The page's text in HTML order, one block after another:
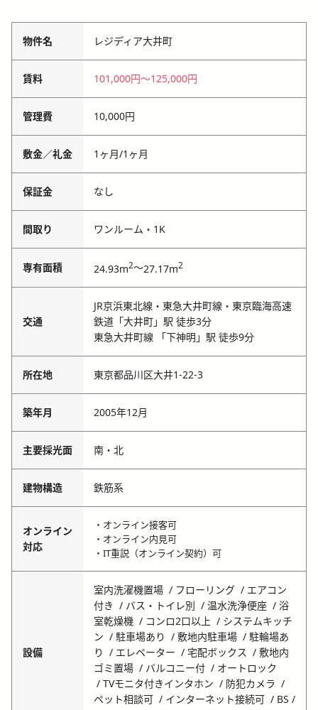
物件名 レジディア大井町
賃料 101,000円〜125,000円
管理費 10,000円
敷金／礼金 1ヶ月/1ヶ月
保証金 なし
間取り ワンルーム・1K
専有面積 24.93m2～27.17m2
交通
JR京浜東北線・東急大井町線・東京臨海高速
鉄道「大井町」駅 徒歩3分
東急大井町線 「下神明」駅 徒歩9分
所在地 東京都品川区大井1-22-3
築年月 2005年12月
主要採光面 南・北
建物構造 鉄筋系
オンライン
対応
・オンライン接客可
・オンライン内見可
・IT重説（オンライン契約）可
設備
室内洗濯機置場 フローリング
エアコン
付き
バス・トイレ別 温水洗浄便座
浴
室乾燥機
コンロ2口以上
システムキッチ
ン
駐車場あり 敷地内駐車場
駐輪場あ
り
エレベーター 宅配ボックス
敷地内
ゴミ置場
バルコニー付
オートロック
TVモニタ付きインタホン
防犯カメラ
ペット相談可
インターネット接続可
BS /